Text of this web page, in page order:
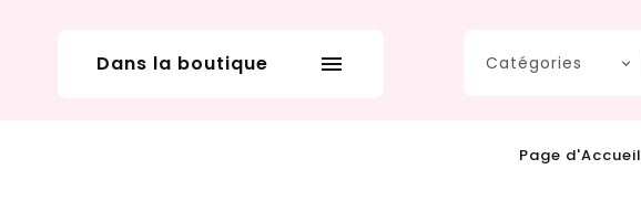
Dans la boutique 
Page d'Accueil